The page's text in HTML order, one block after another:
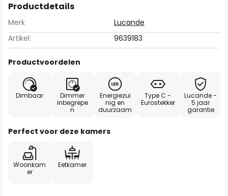
Productdetails
Merk
Lucande
Artikel:
9639183
Productvoordelen
Dimbaar
Dimmer
inbegrepe
n
Energiezui
nig en
duurzaam
Type C -
Eurostekker
Lucande -
5 jaar
garantie
Perfect voor deze kamers
Woonkam
er
Eetkamer